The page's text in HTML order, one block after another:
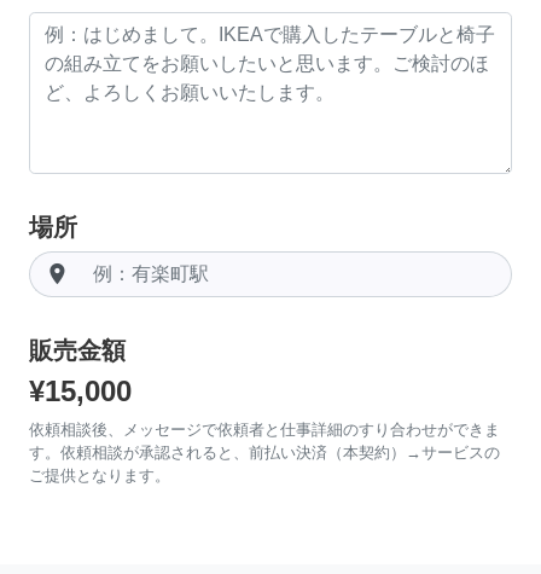
場所
room
販売金額
¥15,000
依頼相談後、メッセージで依頼者と仕事詳細のすり合わせができま
す。依頼相談が承認されると、前払い決済（本契約）→サービスの
ご提供となります。